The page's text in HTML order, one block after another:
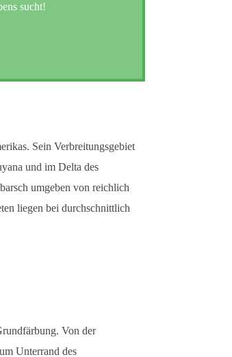
sucht!
Sein Verbreitungsgebiet
und im Delta des
umgeben von reichlich
liegen bei durchschnittlich
Von der
Unterrand des